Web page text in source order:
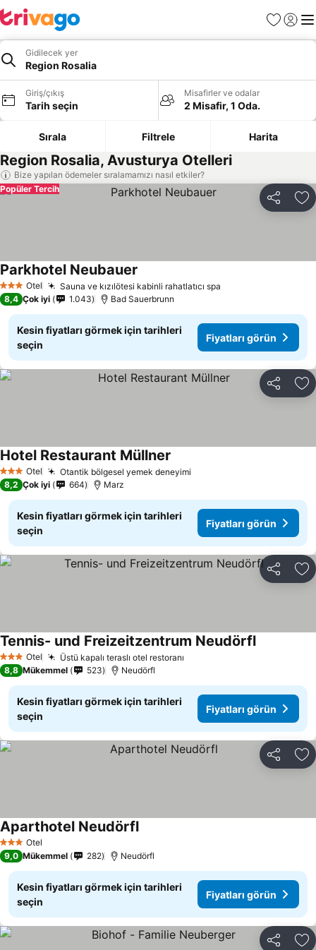
Favoriler
Giriş
Gidilecek yer
Region Rosalia
Giriş/çıkış
Tarih seçin
Misafirler ve odalar
2 Misafir, 1 Oda.
Sırala Filtrele Harita
Region Rosalia, Avusturya Otelleri
Bize yapılan ödemeler sıralamamızı nasıl etkiler?
Paylaş
Popüler Tercih
3 YıldızOtel Sauna ve kızılötesi kabinli rahatlatıcı spa
Parkhotel Neubauer
8,4 Çok iyi 1.043 Bad Sauerbrunn
Kesin fiyatları görmek için tarihleri
seçin
Fiyatları görün
Paylaş
3 YıldızOtel Otantik bölgesel yemek deneyimi
Hotel Restaurant Müllner
8,2 Çok iyi 664 Marz
Kesin fiyatları görmek için tarihleri
seçin
Fiyatları görün
Paylaş
3 YıldızOtel Üstü kapalı teraslı otel restoranı
Tennis- und Freizeitzentrum Neudörfl
8,8 Mükemmel 523 Neudörfl
Kesin fiyatları görmek için tarihleri
seçin
Fiyatları görün
Paylaş
3 YıldızOtel
Aparthotel Neudörfl
9,0 Mükemmel 282 Neudörfl
Kesin fiyatları görmek için tarihleri
seçin
Fiyatları görün
Paylaş